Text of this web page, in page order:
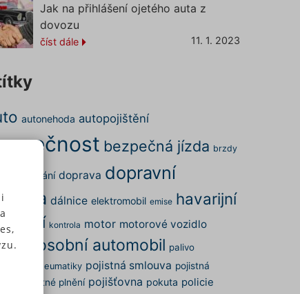
Jak na přihlášení ojetého auta z
dovozu
číst dále 11. 1. 2023
autonehoda autopojištění
bezpečná jízda brzdy
cestování doprava dopravní
dálnice elektromobil emise havarijní
kontrola motor motorové vozidlo
osobní automobil palivo
pneumatiky pojistná smlouva pojistná
pojistné plnění pojišťovna pokuta policie